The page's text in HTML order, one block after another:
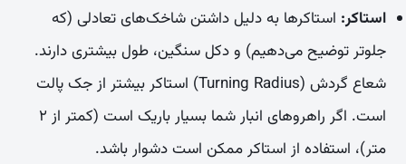
استاکر: استاکرها به دلیل داشتن شاخک‌های تعادلی (که
جلوتر توضیح می‌دهیم) و دکل سنگین، طول بیشتری دارند.
شعاع گردش (Turning Radius) استاکر بیشتر از جک پالت
است. اگر راهروهای انبار شما بسیار باریک است (کمتر از ۲
متر)، استفاده از استاکر ممکن است دشوار باشد.